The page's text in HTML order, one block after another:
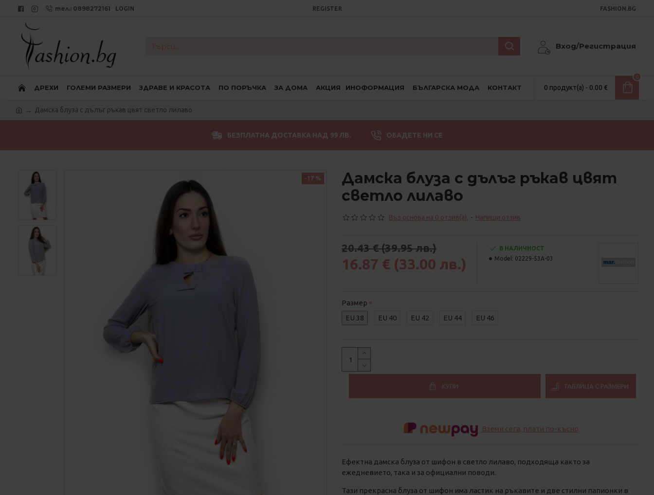
тел.: 0898272161 LOGIN REGISTER FASHION.BG
Вход/Регистрация
ДРЕХИ ГОЛЕМИ РАЗМЕРИ ЗДРАВЕ И КРАСОТА ПО ПОРЪЧКА ЗА ДОМА АКЦИЯ ИНОФОРМАЦИЯ БЪЛГАРСКА МОДА КОНТАКТ 0 продукт(а) - 0.00 €
0
Дамска блуза с дълъг ръкав цвят светло лилаво
БЕЗПЛАТНА ДОСТАВКА НАД 99 ЛВ. ОБАДЕТЕ НИ СЕ
-17 %
Дамска блуза с дълъг ръкав цвят
светло лилаво
Въз основа на 0 отзив(а). - Напиши отзив
16.87 € (33.00 лв.)
20.43 € (39.95 лв.)
В НАЛИЧНОСТ
Model: 02229-53A-03
Размер
EU 38
EU 40 EU 42 EU 44 EU 46
КУПИ ТАБЛИЦА С РАЗМЕРИ
Вземи сега, плати по-късно
Ефектна дамска блуза от шифон в светло лилаво, подходяща както за
ежедневието, така и за официални поводи.
Тази прекрасна блуза от шифон има ластик на ръкавите и две стилни папионки в